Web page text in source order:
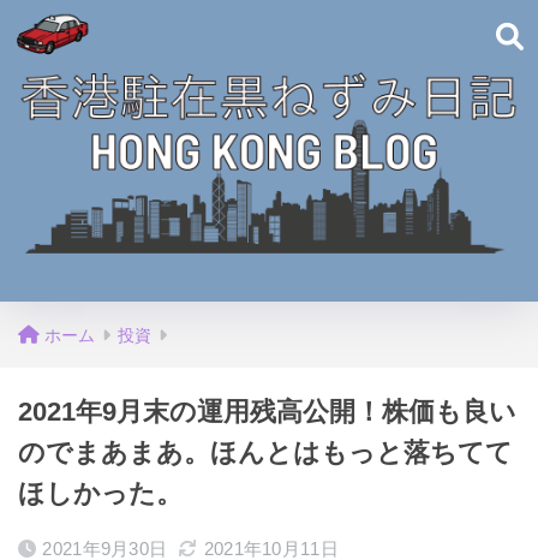
ホーム 投資
2021年9月末の運用残高公開！株価も良い
のでまあまあ。ほんとはもっと落ちてて
ほしかった。
2021年9月30日 2021年10月11日